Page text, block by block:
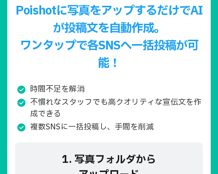
Poishotに写真をアップするだけでAI
が投稿文を自動作成。
ワンタップで各SNSへ一括投稿が可
能！
時間不足を解消
不慣れなスタッフでも高クオリティな宣伝文を作
成できる
複数SNSに一括投稿し、手間を削減
1. 写真フォルダから